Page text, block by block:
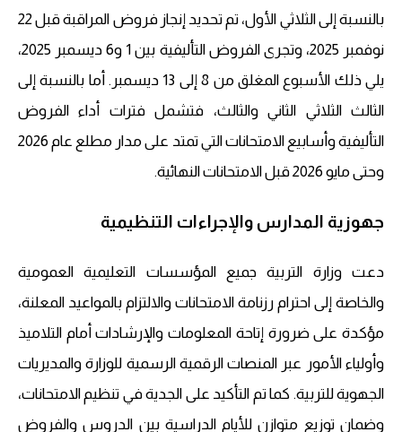
بالنسبة إلى الثلاثي الأول، تم تحديد إنجاز فروض المراقبة قبل 22
نوفمبر 2025، وتجرى الفروض التأليفية بين 1 و6 ديسمبر 2025،
يلي ذلك الأسبوع المغلق من 8 إلى 13 ديسمبر. أما بالنسبة إلى
الثالث الثلاثي الثاني والثالث، فتشمل فترات أداء الفروض
التأليفية وأسابيع الامتحانات التي تمتد على مدار مطلع عام 2026
وحتى مايو 2026 قبل الامتحانات النهائية.
جهوزية المدارس والإجراءات التنظيمية
دعت وزارة التربية جميع المؤسسات التعليمية العمومية
والخاصة إلى احترام رزنامة الامتحانات والالتزام بالمواعيد المعلنة،
مؤكدة على ضرورة إتاحة المعلومات والإرشادات أمام التلاميذ
وأولياء الأمور عبر المنصات الرقمية الرسمية للوزارة والمديريات
الجهوية للتربية. كما تم التأكيد على الجدية في تنظيم الامتحانات،
وضمان توزيع متوازن للأيام الدراسية بين الدروس والفروض